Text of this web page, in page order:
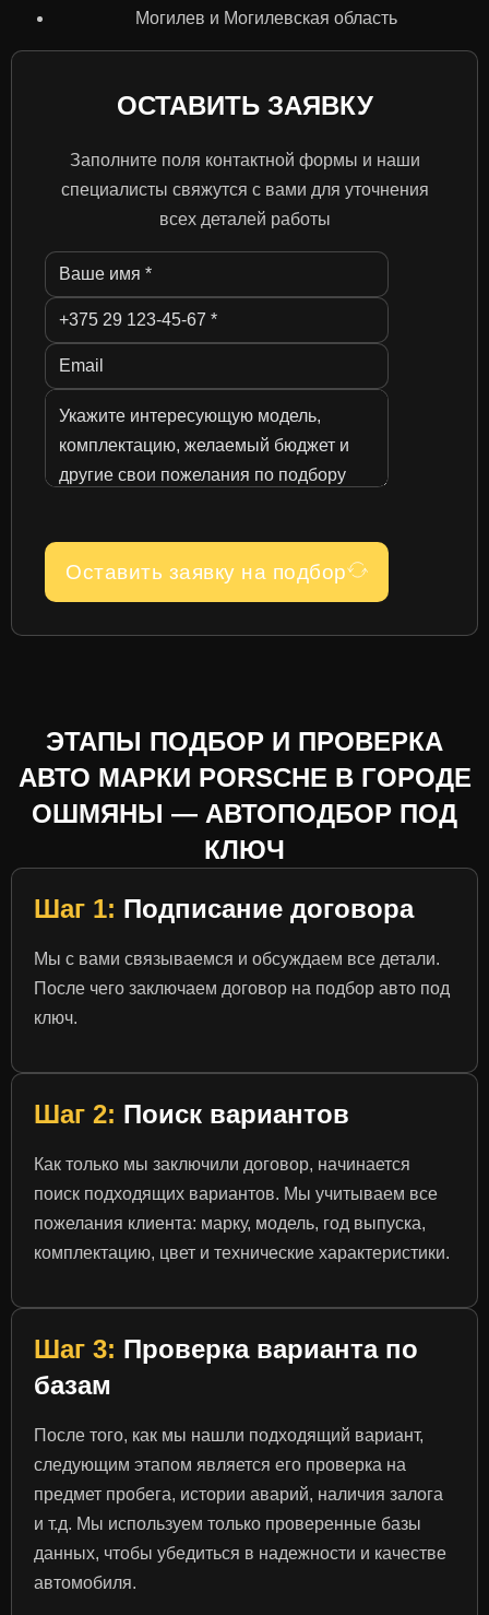
Могилев и Могилевская область
ОСТАВИТЬ ЗАЯВКУ
Заполните поля контактной формы и наши
специалисты свяжутся с вами для уточнения
всех деталей работы
Оставить заявку на подбор
ЭТАПЫ ПОДБОР И ПРОВЕРКА
АВТО МАРКИ PORSCHE В ГОРОДЕ
ОШМЯНЫ — АВТОПОДБОР ПОД
КЛЮЧ
Шаг 1: Подписание договора
Мы с вами связываемся и обсуждаем все детали.
После чего заключаем договор на подбор авто под
ключ.
Шаг 2: Поиск вариантов
Как только мы заключили договор, начинается
поиск подходящих вариантов. Мы учитываем все
пожелания клиента: марку, модель, год выпуска,
комплектацию, цвет и технические характеристики.
Шаг 3: Проверка варианта по
базам
После того, как мы нашли подходящий вариант,
следующим этапом является его проверка на
предмет пробега, истории аварий, наличия залога
и т.д. Мы используем только проверенные базы
данных, чтобы убедиться в надежности и качестве
автомобиля.